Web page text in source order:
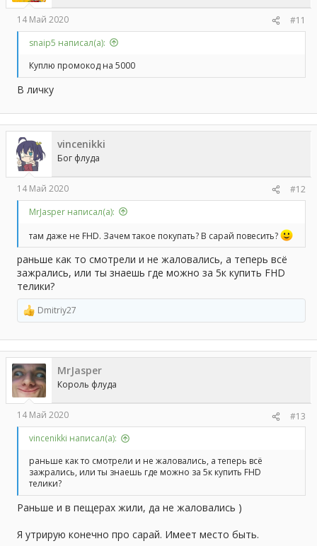
14 Май 2020
#11
snaip5 написал(а):
Куплю промокод на 5000
В личку
vincenikki
Бог флуда
14 Май 2020
#12
MrJasper написал(а):
там даже не FHD. Зачем такое покупать? В сарай повесить?
раньше как то смотрели и не жаловались, а теперь всё
зажрались, или ты знаешь где можно за 5к купить FHD
телики?
Р
е
а
к
ц
и
и
:
Dmitriy27
MrJasper
Король флуда
14 Май 2020
#13
vincenikki написал(а):
раньше как то смотрели и не жаловались, а теперь всё
зажрались, или ты знаешь где можно за 5к купить FHD
телики?
Раньше и в пещерах жили, да не жаловались )
Я утрирую конечно про сарай. Имеет место быть.